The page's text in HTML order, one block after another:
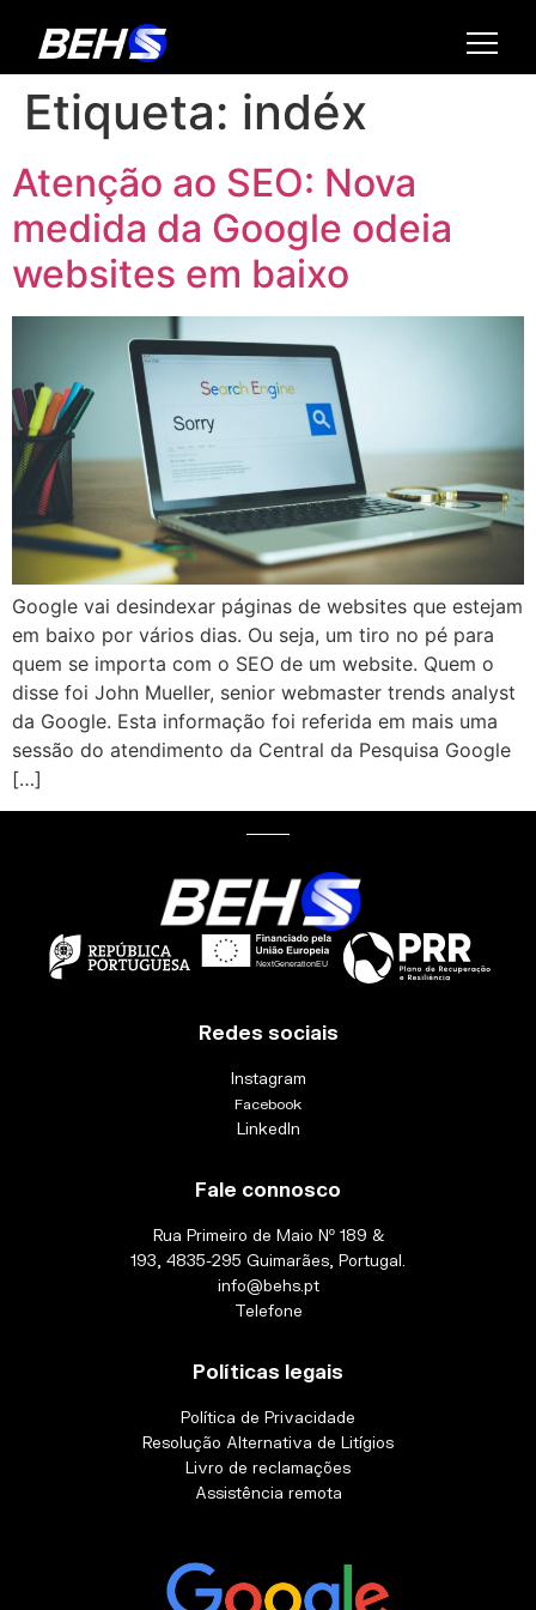
Etiqueta: indéx
Atenção ao SEO: Nova
medida da Google odeia
websites em baixo
Google vai desindexar páginas de websites que estejam
em baixo por vários dias. Ou seja, um tiro no pé para
quem se importa com o SEO de um website. Quem o
disse foi John Mueller, senior webmaster trends analyst
da Google. Esta informação foi referida em mais uma
sessão do atendimento da Central da Pesquisa Google
[…]
Redes sociais
Instagram
Facebook
LinkedIn
Fale connosco
Rua Primeiro de Maio Nº 189 &
193, 4835-295 Guimarães, Portugal.
info@behs.pt
Telefone
Políticas legais
Política de Privacidade
Resolução Alternativa de Litígios
Livro de reclamações
Assistência remota